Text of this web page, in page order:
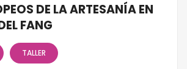
DE LA ARTESANÍA EN
FANG
TALLER